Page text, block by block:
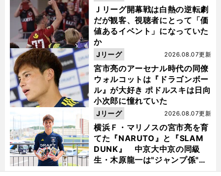
Ｊリーグ開幕戦は白熱の逆転劇
だが観客、視聴者にとって「価
値あるイベント」になっていた
か
宮市亮のアーセナル時代の同僚
ウォルコットは『ドラゴンボー
ル』が大好き ポドルスキは日向
小次郎に憧れていた
2026.08.07更新
Jリーグ
横浜Ｆ・マリノスの宮市亮を育
てた『NARUTO』と『SLAM
DUNK』 中京大中京の同級
生・木原龍一は"ジャンプ係"だ
った
2026.08.07更新
Jリーグ